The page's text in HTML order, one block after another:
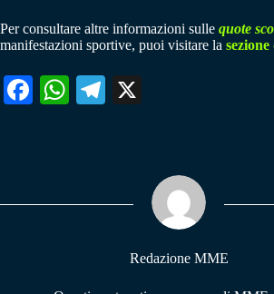
Per consultare altre informazioni sulle quote
manifestazioni sportive, puoi visitare la
Fa W
pp
Te
m
Redazione MME